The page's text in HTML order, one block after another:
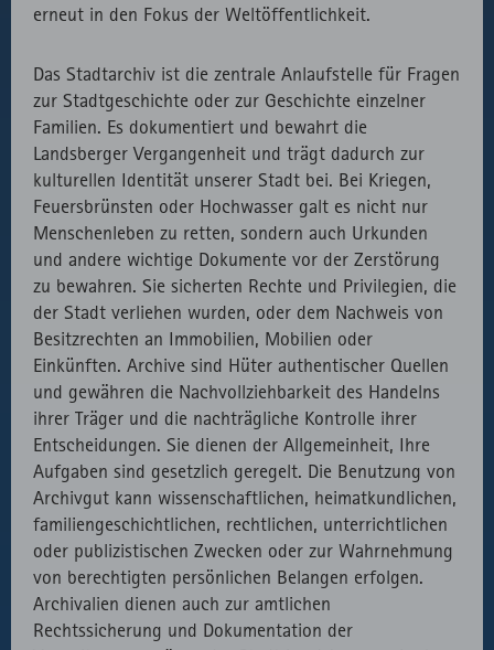
erneut in den Fokus der Weltöffentlichkeit.
Das Stadtarchiv ist die zentrale Anlaufstelle für Fragen
zur Stadtgeschichte oder zur Geschichte einzelner
Familien. Es dokumentiert und bewahrt die
Landsberger Vergangenheit und trägt dadurch zur
kulturellen Identität unserer Stadt bei. Bei Kriegen,
Feuersbrünsten oder Hochwasser galt es nicht nur
Menschenleben zu retten, sondern auch Urkunden
und andere wichtige Dokumente vor der Zerstörung
zu bewahren. Sie sicherten Rechte und Privilegien, die
der Stadt verliehen wurden, oder dem Nachweis von
Besitzrechten an Immobilien, Mobilien oder
Einkünften. Archive sind Hüter authentischer Quellen
und gewähren die Nachvollziehbarkeit des Handelns
ihrer Träger und die nachträgliche Kontrolle ihrer
Entscheidungen. Sie dienen der Allgemeinheit, Ihre
Aufgaben sind gesetzlich geregelt. Die Benutzung von
Archivgut kann wissenschaftlichen, heimatkundlichen,
familiengeschichtlichen, rechtlichen, unterrichtlichen
oder publizistischen Zwecken oder zur Wahrnehmung
von berechtigten persönlichen Belangen erfolgen.
Archivalien dienen auch zur amtlichen
Rechtssicherung und Dokumentation der